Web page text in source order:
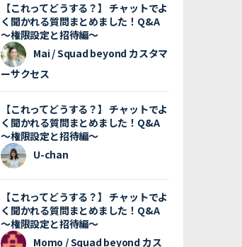
【これってどうする？】 チャットでよ
く聞かれる質問まとめました！Q&A
〜権限設定と招待編〜
Mai / Squad beyond カスタマ
ーサクセス
【これってどうする？】 チャットでよ
く聞かれる質問まとめました！Q&A
〜権限設定と招待編〜
U-chan
【これってどうする？】 チャットでよ
く聞かれる質問まとめました！Q&A
〜権限設定と招待編〜
Momo / Squad beyond カス